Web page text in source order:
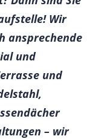
Wir
ansprechende
und
und
– wir